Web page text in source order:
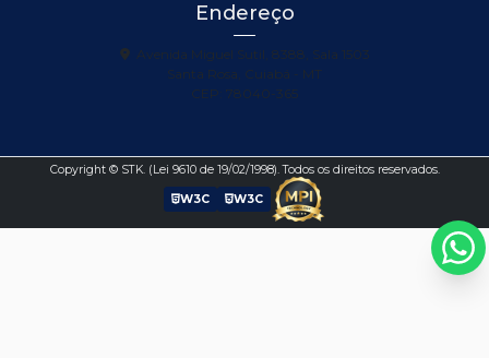
Endereço
Avenida Miguel Sutil, 8388, Sala 1503
Santa Rosa, Cuiabá - MT
CEP: 78040-365
Copyright © STK. (Lei 9610 de 19/02/1998). Todos os direitos reservados.
W3C W3C